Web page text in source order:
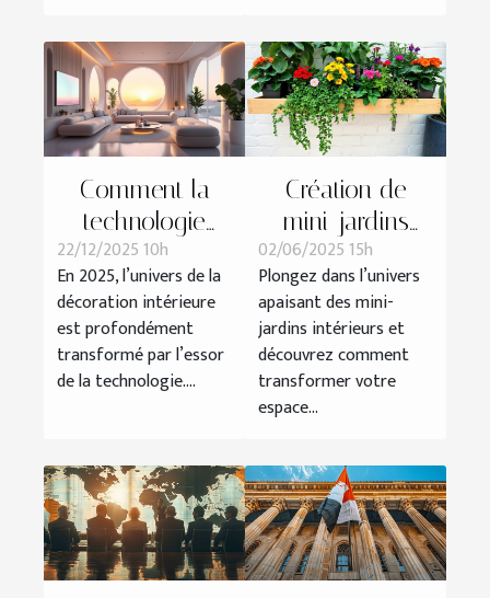
Comment la
technologie
influence-t-elle
les tendances
de décoration
en 2025 ?
22/12/2025 10h
En 2025, l’univers de la
décoration intérieure
est profondément
transformé par l’essor
de la technologie....
Création de
mini-jardins
intérieurs : guide
pratique et
esthétique
02/06/2025 15h
Plongez dans l’univers
apaisant des mini-
jardins intérieurs et
découvrez comment
transformer votre
espace...